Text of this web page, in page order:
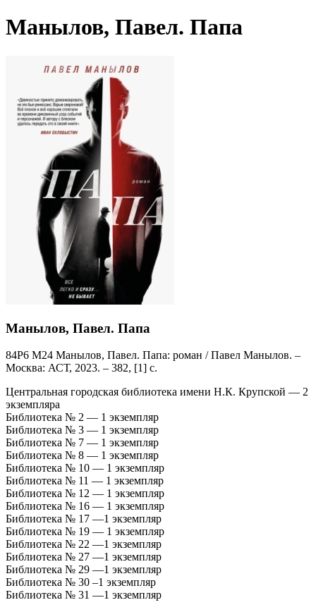
Манылов, Павел. Папа
Манылов, Павел. Папа
84Р6 М24 Манылов, Павел. Папа: роман / Павел Манылов. –
Москва: АСТ, 2023. – 382, [1] с.
Центральная городская библиотека имени Н.К. Крупской — 2
экземпляра
Библиотека № 2 — 1 экземпляр
Библиотека № 3 — 1 экземпляр
Библиотека № 7 — 1 экземпляр
Библиотека № 8 — 1 экземпляр
Библиотека № 10 — 1 экземпляр
Библиотека № 11 — 1 экземпляр
Библиотека № 12 — 1 экземпляр
Библиотека № 16 — 1 экземпляр
Библиотека № 17 —1 экземпляр
Библиотека № 19 — 1 экземпляр
Библиотека № 22 —1 экземпляр
Библиотека № 27 —1 экземпляр
Библиотека № 29 —1 экземпляр
Библиотека № 30 –1 экземпляр
Библиотека № 31 —1 экземпляр